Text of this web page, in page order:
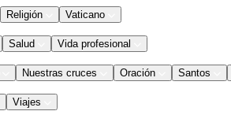
Religión Vaticano
Salud Vida profesional
Nuestras cruces Oración Santos
Viajes